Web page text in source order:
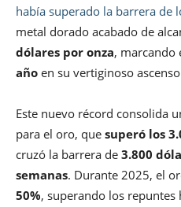
había superado la barrera de
metal dorado acabado de
dólares por onza, marcando
año en su vertiginoso
Este nuevo récord consolida
para el oro, que superó los
cruzó la barrera de 3.800
semanas. Durante 2025, el
50%, superando los